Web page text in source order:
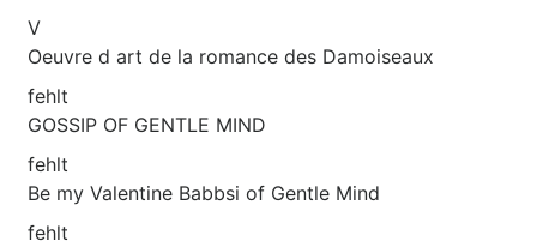
V
Oeuvre d art de la romance des Damoiseaux
fehlt
GOSSIP OF GENTLE MIND
fehlt
Be my Valentine Babbsi of Gentle Mind
fehlt